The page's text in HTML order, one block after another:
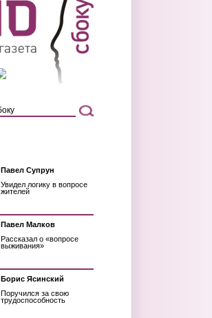
Павел Супрун
Увидел логику в вопросе
жителей
Павел Малков
Рассказал о «вопросе
выживания»
Борис Ясинский
Поручился за свою
трудоспособность